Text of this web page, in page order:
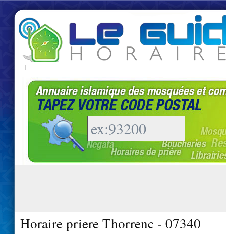
|
Horaire priere Thorrenc - 07340